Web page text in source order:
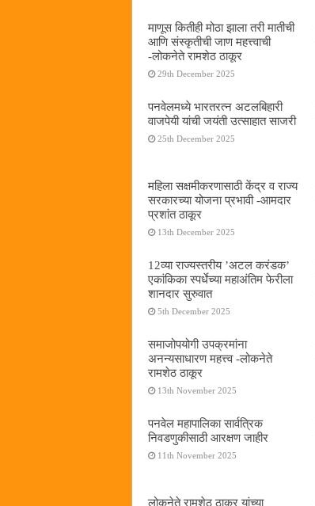
माणूस कितीही मोठा झाला तरी मातीची
आणि संस्कृतीची जाण महत्त्वाची
-लोकनेते रामशेठ ठाकूर
29th December 2025
पनवेलमध्ये भारतरत्न अटलबिहारी
वाजपेयी यांची जयंती उत्साहात साजरी
25th December 2025
महिला सक्षमीकरणासाठी केंद्र व राज्य
सरकारच्या योजना प्रभावी -आमदार
प्रशांत ठाकूर
13th December 2025
12व्या राज्यस्तरीय ’अटल करंडक’
एकांकिका स्पर्धेच्या महाअंतिम फेरीला
शानदार सुरुवात
5th December 2025
समाजोपयोगी उपक्रमांना
अनन्यसाधारण महत्त्व -लोकनेते
रामशेठ ठाकूर
13th November 2025
पनवेल महापालिका सार्वत्रिक
निवडणुकीसाठी आरक्षण जाहीर
11th November 2025
लोकनेते रामशेठ ठाकूर यांच्या